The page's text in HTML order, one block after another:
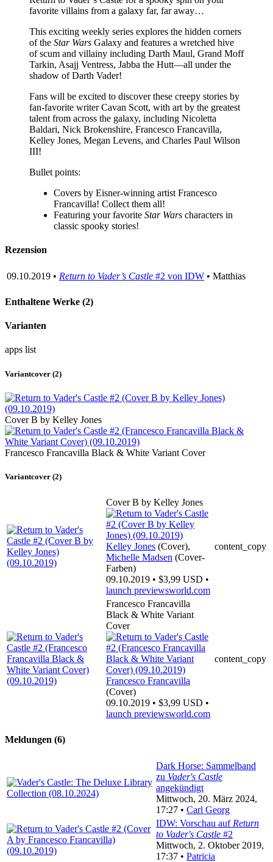
favorite villains from a galaxy far, far away…
This exciting weekly series explores the hidden corners
of the Star Wars Galaxy and features a wretched hive
of scum and villainy including Darth Maul, Grand Moff
Tarkin, Asajj Ventress, Jabba the Hutt—all under the
shadow of Darth Vader!
Fans will be excited to discover these creepy stories by
fan-favorite writer Cavan Scott, with art by the greatest
talent from across the galaxy, including Nicoletta
Baldari, Nick Brokenshire, Francesco Francavilla,
Kelley Jones, Megan Levens, and Charles Paul Wilson
III!
Bullet points:
Covers by Eisner-winning artist Francesco
Francavilla! Collect them all!
Featuring your favorite Star Wars characters in
classic spooky stories!
Rezension
09.10.2019 • Return to Vader’s Castle #2 von IDW • Matthias
Enthaltene Werke (2)
Varianten
apps list
Variantcover (2)
Cover B by Kelley Jones
Francesco Francavilla Black & White Variant Cover
Variantcover (2)
Cover B by Kelley Jones
Kelley Jones (Cover),
Michelle Madsen (Cover-
Farben)
09.10.2019 • $3,99 USD •
launch previewsworld.com
content_copy
Francesco Francavilla
Black & White Variant
Cover
Francesco Francavilla
(Cover)
09.10.2019 • $3,99 USD •
launch previewsworld.com
content_copy
Meldungen (6)
Dark Horse: Sammelband
zu Vader's Castle
angekündigt
Mittwoch, 20. März 2024,
17:27 • Carl Georg
IDW: Vorschau auf Return
to Vader's Castle #2
Mittwoch, 2. Oktober 2019,
17:37 • Patricia